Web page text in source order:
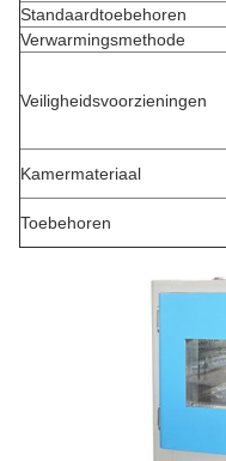
Standaardtoebehoren
Verwarmingsmethode
Veiligheidsvoorzieningen
Kamermateriaal
Toebehoren